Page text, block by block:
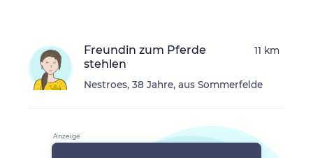
Freundin zum Pferde
stehlen
Nestroes, 38 Jahre, aus Sommerfelde
11 km